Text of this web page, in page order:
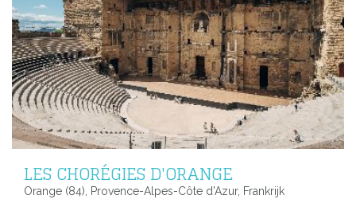
LES CHORÉGIES D'ORANGE
Orange (84), Provence-Alpes-Côte d'Azur, Frankrijk